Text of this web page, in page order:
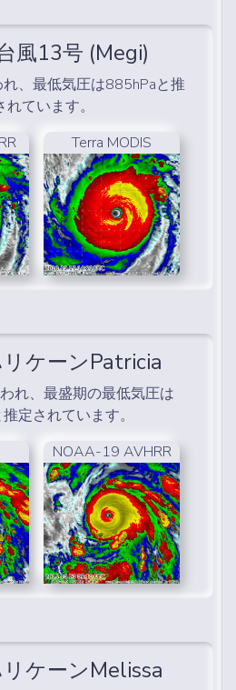
風13号 (Megi)
、最低気圧は885hPaと推
れています。
Terra MODIS
ケーンPatricia
れ、最盛期の最低気圧は
定されています。
NOAA-19 AVHRR
ケーンMelissa